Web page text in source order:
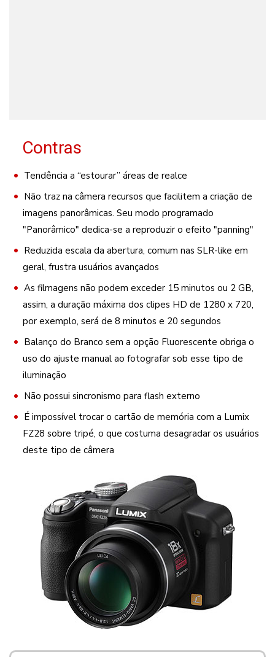
Contras
Tendência a “estourar” áreas de realce
Não traz na câmera recursos que facilitem a criação de
imagens panorâmicas. Seu modo programado
"Panorâmico" dedica-se a reproduzir o efeito "panning"
Reduzida escala da abertura, comum nas SLR-like em
geral, frustra usuários avançados
As filmagens não podem exceder 15 minutos ou 2 GB,
assim, a duração máxima dos clipes HD de 1280 x 720,
por exemplo, será de 8 minutos e 20 segundos
Balanço do Branco sem a opção Fluorescente obriga o
uso do ajuste manual ao fotografar sob esse tipo de
iluminação
Não possui sincronismo para flash externo
É impossível trocar o cartão de memória com a Lumix
FZ28 sobre tripé, o que costuma desagradar os usuários
deste tipo de câmera